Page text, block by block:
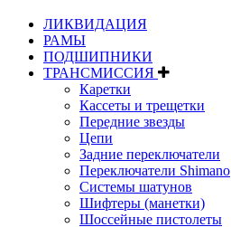
ЛИКВИДАЦИЯ
РАМЫ
ПОДШИПНИКИ
ТРАНСМИССИЯ
Каретки
Кассеты и трещетки
Передние звезды
Цепи
Задние переключатели
Переключатели Shimano
Системы шатунов
Шифтеры (манетки)
Шоссейные пистолеты